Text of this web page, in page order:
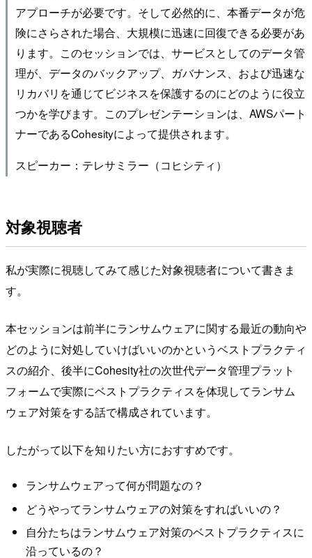
アプローチが必要です。そして必然的に、本番データが危
険にさらされた場合、大規模に迅速に回復できる必要があ
ります。このセッションでは、サービスとしてのデータ管
理が、データのバックアップ、ガバナンス、および迅速な
リカバリを通じてビジネスを保護するのにどのように役立
つかを学びます。このプレゼンテーションは、AWSパート
ナーであるCohesityによって提供されます。
スピーカー：テレサミラー（コヒシティ）
対象視聴者
私が実際に視聴してみて感じた対象視聴者について書きま
す。
本セッションは前半にランサムウェアに関する最近の動向や
どのように対処していけばいいのかというベストプラクティ
スの紹介、後半にCohesity社の次世代データ管理プラット
フォームで実際にベストプラクティスを体現してランサム
ウェア対策をする話で構成されています。
したがって以下を知りたい方におすすめです。
ランサムウェアって何が問題なの？
どうやってランサムウェアの対策をすればいいの？
自分たちはランサムウェア対策のベストプラクティスに
沿っているの？